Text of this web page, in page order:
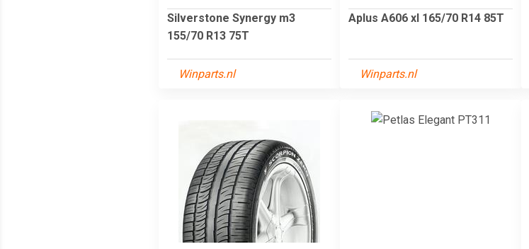
Silverstone Synergy m3
155/70 R13 75T
Winparts.nl
Aplus A606 xl 165/70 R14 85T
Winparts.nl